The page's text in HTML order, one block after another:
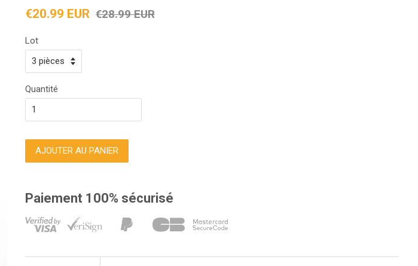
Prix
€20.99 EUR Prix
€28.99 EUR
Lot
Quantité
AJOUTER AU PANIER
Paiement 100% sécurisé